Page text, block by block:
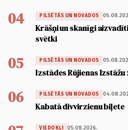
04 PILSĒTĀS UN NOVADOS
Krāšņi un skanīgi
svētki
05 PILSĒTĀS UN NOVADOS
Izstādes Rūjienas Izstāžu
06 PILSĒTĀS UN NOVADOS
Kabatā divvirzienu biļete
VIEDOKĻI 05.08.2026.